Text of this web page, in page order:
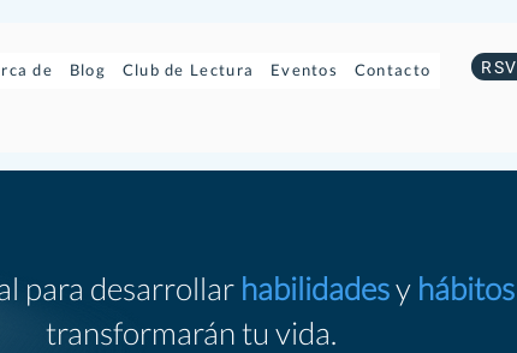
de Blog Club de Lectura Eventos Contacto RSV
para desarrollar habilidadesy hábitos
transformarán tu vida.